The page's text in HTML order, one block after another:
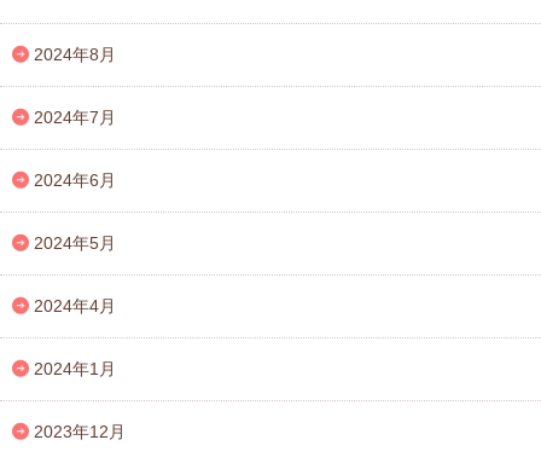
2024年8月
2024年7月
2024年6月
2024年5月
2024年4月
2024年1月
2023年12月